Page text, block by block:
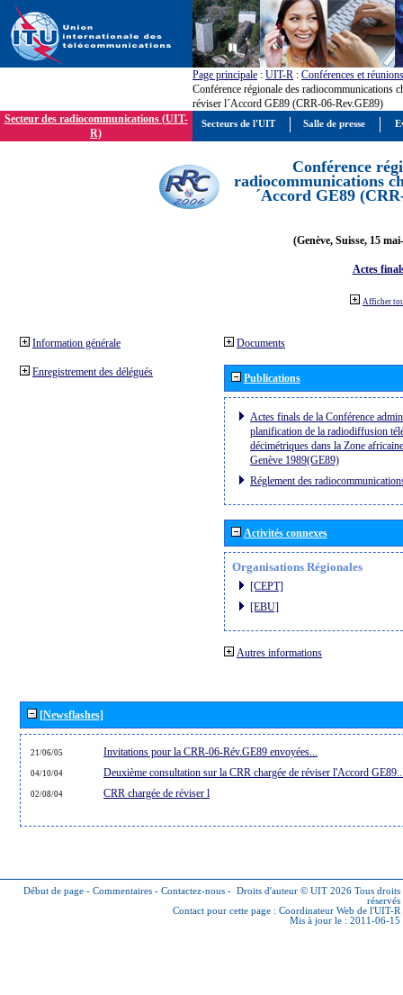
Page principale : UIT-R : Conférences et réunions
Conférence régionale des radiocommunications
réviser l´Accord GE89 (CRR-06-Rev.GE89)
Secteur des radiocommunications (UIT-
R)
Conférence
radiocommunications
´Accord GE89
(Genève, Suisse, 15
Actes
Afficher
Information générale
Enregistrement des délégués
Documents
Publications
Actes finals de la Conférence
planification de la radiodiffusion
décimétriques dans la Zone
Genève 1989(GE89)
Réglement des
Activités connexes
Organisations Régionales
[CEPT]
[EBU]
Autres informations
[Newsflashes]
21/06/05 Invitations pour la CRR-06-Rév.GE89 envoyées...
04/10/04 Deuxième consultation sur la CRR chargée de réviser l'Accord
02/08/04 CRR chargée de réviser l
Début de page - Commentaires - Contactez-nous - Droits d'auteur © UIT 2026 Tous droits
réservés
Contact pour cette page : Coordinateur Web de l'UIT-R
Mis à jour le : 2011-06-15
Secteurs de l'UIT Salle de presse